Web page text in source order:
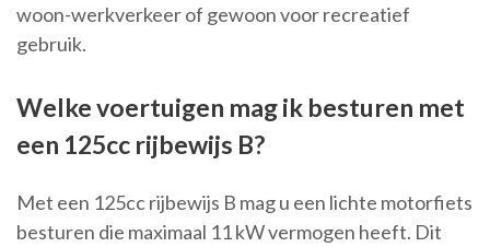
woon-werkverkeer of gewoon voor recreatief
gebruik.
Welke voertuigen mag ik besturen met
een 125cc rijbewijs B?
Met een 125cc rijbewijs B mag u een lichte motorfiets
besturen die maximaal 11 kW vermogen heeft. Dit